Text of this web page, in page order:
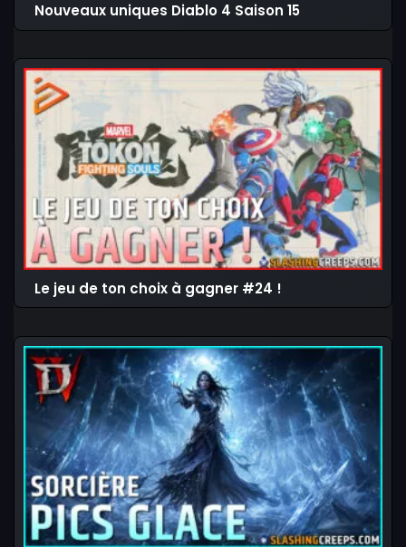
Nouveaux uniques Diablo 4 Saison 15
Le jeu de ton choix à gagner #24 !